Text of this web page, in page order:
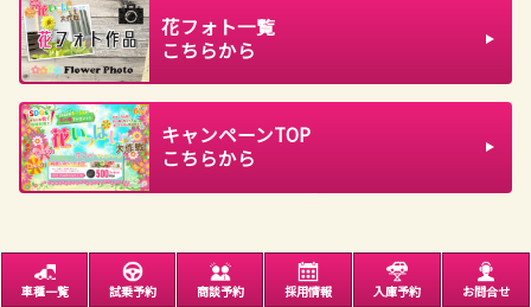
花フォト一覧
こちらから
キャンペーンTOP
こちらから
車種一覧 試乗予約 商談予約 採用情報 入庫予約 お問合せ